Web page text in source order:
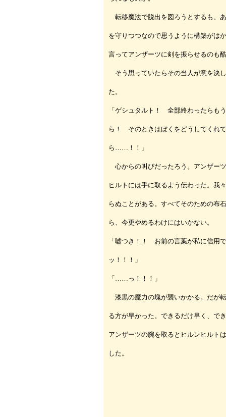
転移魔法で脱出を図ろうとするも、
を守りつつなので思うように構築がは
言ってアンザーツに剣を振らせるのも
そう思っていたらその当人が意を決
た。
「ゲシュタルト！ 全部終わったらも
ら！ そのときはぼくをどうしてくれ
ら……！！」
心からの叫びだったろう。アンザー
ヒルトには手に取るよう伝わった。我
らぬことがある。すべてそのための布
ら、今更やめるわけにはいかない。
「嘘つき！！ お前の言葉が私に信用
ッ！！！」
「……っ！！！」
漆黒の魔力の塊が襲いかかる。だが
る方が早かった。できるだけ早く、で
アンザーツの腕を取るとヒルンヒルト
した。